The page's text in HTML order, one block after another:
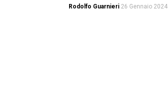
Rodolfo Guarnieri 26 Gennaio 2024